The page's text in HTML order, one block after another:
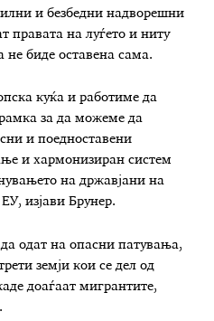
и безбедни надворешни
правата на луѓето и ниту
не биде оставена сама.
куќа и работиме да
за да можеме да
и поедноставени
и хармонизиран систем
на државјани на
изјави Брунер.
одат на опасни патувања,
земји кои се дел од
доаѓаат мигрантите,